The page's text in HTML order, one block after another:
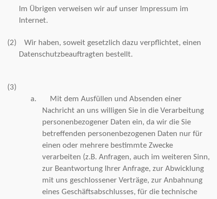
Im Übrigen verweisen wir auf unser Impressum im
Internet.
(2)
Wir haben, soweit gesetzlich dazu verpflichtet, einen
Datenschutzbeauftragten bestellt.
(3)
a.
Mit dem Ausfüllen und Absenden einer
Nachricht an uns willigen Sie in die Verarbeitung
personenbezogener Daten ein, da wir die Sie
betreffenden personenbezogenen Daten nur für
einen oder mehrere bestimmte Zwecke
verarbeiten (z.B. Anfragen, auch im weiteren Sinn,
zur Beantwortung Ihrer Anfrage, zur Abwicklung
mit uns geschlossener Verträge, zur Anbahnung
eines Geschäftsabschlusses, für die technische